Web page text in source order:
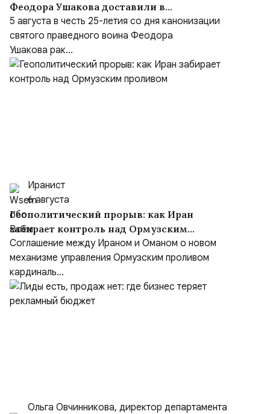
Феодора Ушакова доставили в
Кафедральный собор праведного Феодора
Ушакова в Саранске
5 августа в честь 25-летия со дня канонизации
святого праведного воина Феодора
Ушакова рак...
Иранист
6 августа
Геополитический прорыв: как Иран
забирает контроль над Ормузским
проливом
Соглашение между Ираном и Оманом о новом
механизме управления Ормузским проливом
кардиналь...
Ольга Овчинникова, директор департамента